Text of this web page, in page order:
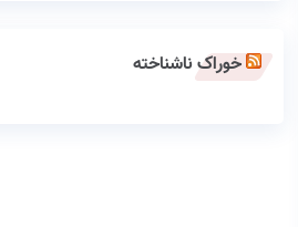
خوراک ناشناخته